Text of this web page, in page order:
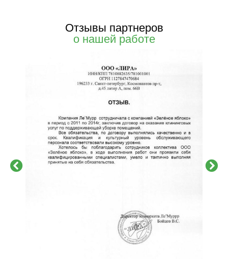
Отзывы партнеров
о нашей работе